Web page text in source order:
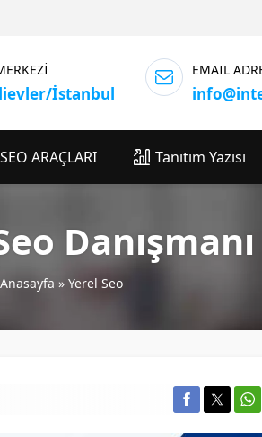
İstanbul
EMAIL
SEO ARAÇLARI Tanıtım Yazısı
Anasayfa » Yerel Seo